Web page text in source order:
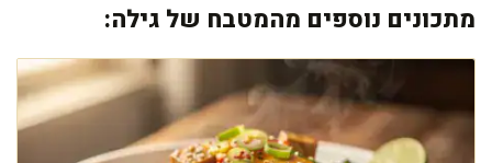
מתכונים נוספים מהמטבח של גילה: